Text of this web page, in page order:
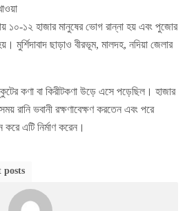
১০-১২ হাজার মানুষের ভোগ রান্না হয় এবং পুজোর
মুর্শিদাবাদ ছাড়াও বীরভূম, মালদহ, নদিয়া জেলার
কণা বা কিরীটকণা উড়ে এসে পড়েছিল। হাজার
রানি ভবানী রক্ষণাবেক্ষণ করতেন এবং পরে
করে এটি নির্মাণ করেন।
posts